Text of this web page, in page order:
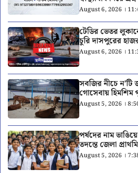
August 6, 2026 ।
টেডির ভেতর
চুরি দাসপুরের
August 6, 2026 ।
সবজির নীচে
গোসেবায় হিমশিম
August 5, 2026 ।
পর্ষদের নাম
তদন্তে জেলা
August 5, 2026 ।